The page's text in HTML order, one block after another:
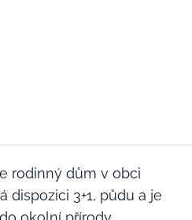
rodinný dům v obci
3+1, půdu a je